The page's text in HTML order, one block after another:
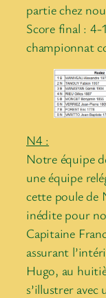
partie chez
Score final :
championnat
N4 :
Notre équipe
une équipe
cette poule de
inédite pour
Capitaine
assurant
Hugo, au
s’illustrer